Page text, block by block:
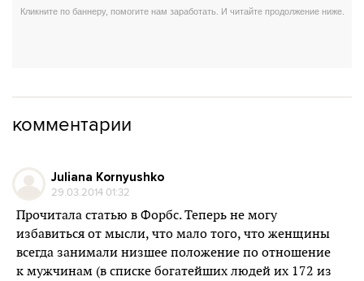
комментарии
Juliana Kornyushko
29.03.2014 01:32
Прочитала статью в Форбс. Теперь не могу
избавиться от мысли, что мало того, что женщины
всегда занимали низшее положение по отношение
к мужчинам (в списке богатейших людей их 172 из